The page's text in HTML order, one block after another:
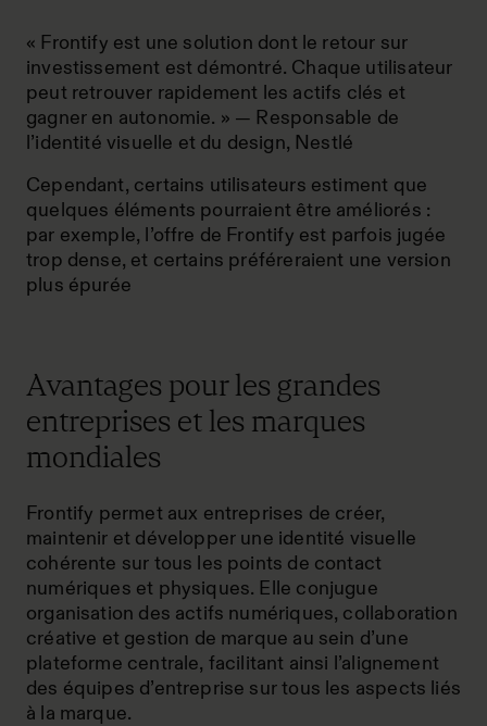
« Frontify est une solution dont le retour sur
investissement est démontré. Chaque utilisateur
peut retrouver rapidement les actifs clés et
gagner en autonomie. » — Responsable de
l’identité visuelle et du design, Nestlé
Cependant, certains utilisateurs estiment que
quelques éléments pourraient être améliorés :
par exemple, l’offre de Frontify est parfois jugée
trop dense, et certains préféreraient une version
plus épurée
Avantages pour les grandes
entreprises et les marques
mondiales
Frontify permet aux entreprises de créer,
maintenir et développer une identité visuelle
cohérente sur tous les points de contact
numériques et physiques. Elle conjugue
organisation des actifs numériques, collaboration
créative et gestion de marque au sein d’une
plateforme centrale, facilitant ainsi l’alignement
des équipes d’entreprise sur tous les aspects liés
à la marque.